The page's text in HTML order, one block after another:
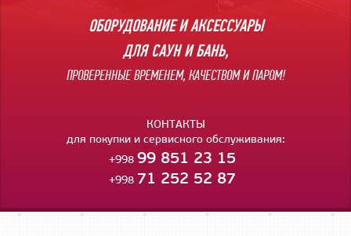
ОБОРУДОВАНИЕ И АКСЕССУАРЫ
ДЛЯ САУН И БАНЬ,
ПРОВЕРЕННЫЕ ВРЕМЕНЕМ, КАЧЕСТВОМ И ПАРОМ!
КОНТАКТЫ
для покупки и сервисного обслуживания:
+998 99 851 23 15
+998 71 252 52 87